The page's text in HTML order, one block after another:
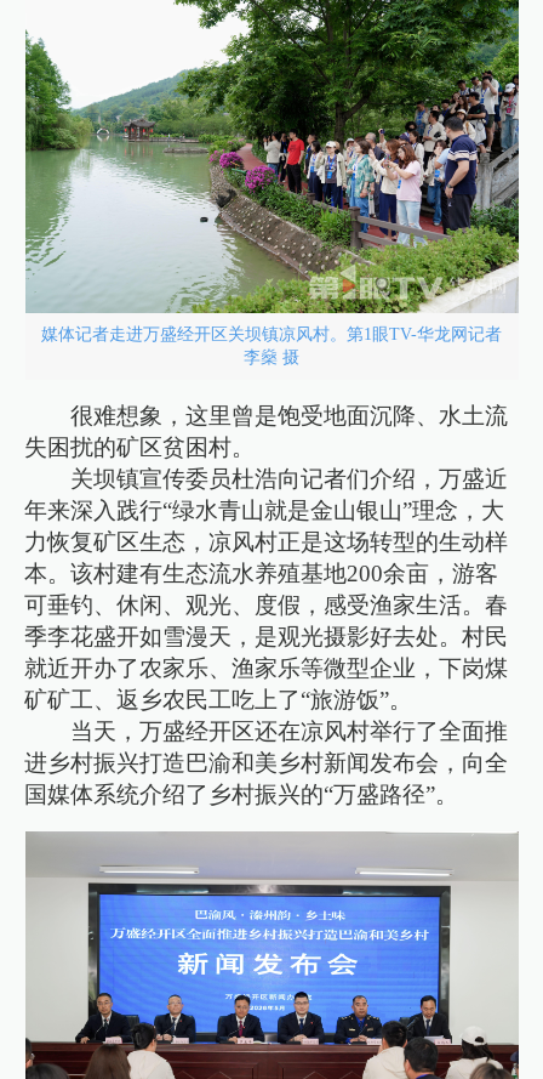
媒体记者走进万盛经开区关坝镇凉风村。第1眼TV-华龙网记者
李燊 摄
很难想象，这里曾是饱受地面沉降、水土流
失困扰的矿区贫困村。
关坝镇宣传委员杜浩向记者们介绍，万盛近
年来深入践行“绿水青山就是金山银山”理念，大
力恢复矿区生态，凉风村正是这场转型的生动样
本。该村建有生态流水养殖基地200余亩，游客
可垂钓、休闲、观光、度假，感受渔家生活。春
季李花盛开如雪漫天，是观光摄影好去处。村民
就近开办了农家乐、渔家乐等微型企业，下岗煤
矿矿工、返乡农民工吃上了“旅游饭”。
当天，万盛经开区还在凉风村举行了全面推
进乡村振兴打造巴渝和美乡村新闻发布会，向全
国媒体系统介绍了乡村振兴的“万盛路径”。